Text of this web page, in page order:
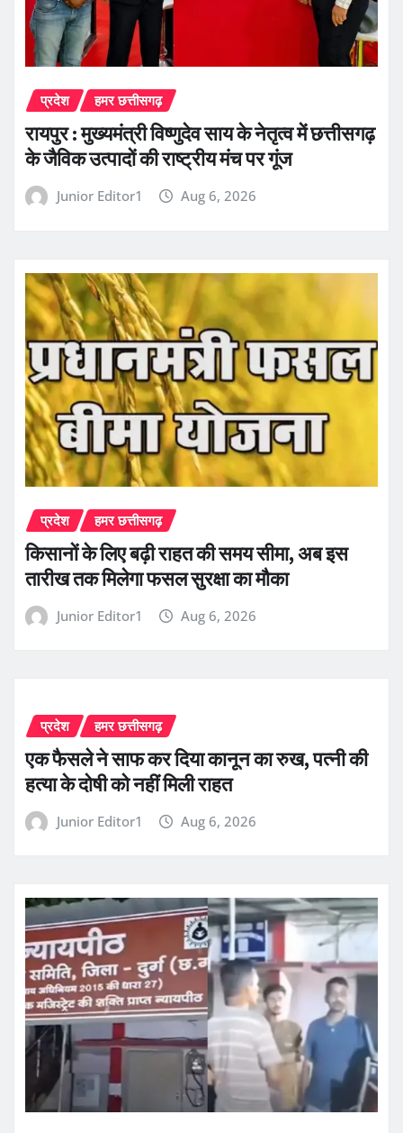
प्रदेश हमर छत्तीसगढ़
रायपुर : मुख्यमंत्री विष्णुदेव साय के नेतृत्व में छत्तीसगढ़
के जैविक उत्पादों की राष्ट्रीय मंच पर गूंज
Junior Editor1 Aug 6, 2026
प्रदेश हमर छत्तीसगढ़
किसानों के लिए बढ़ी राहत की समय सीमा, अब इस
तारीख तक मिलेगा फसल सुरक्षा का मौका
Junior Editor1 Aug 6, 2026
प्रदेश हमर छत्तीसगढ़
एक फैसले ने साफ कर दिया कानून का रुख, पत्नी की
हत्या के दोषी को नहीं मिली राहत
Junior Editor1 Aug 6, 2026